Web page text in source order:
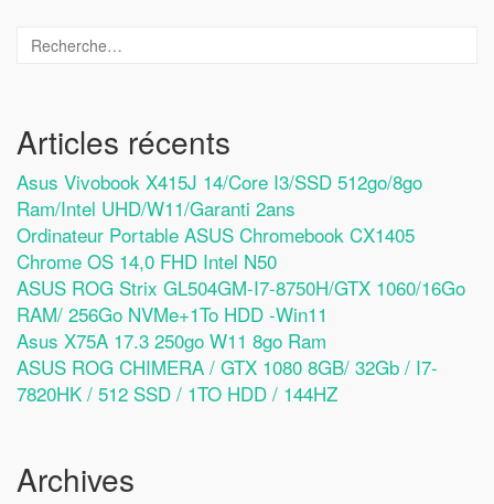
Articles récents
Asus Vivobook X415J 14/Core I3/SSD 512go/8go
Ram/Intel UHD/W11/Garanti 2ans
Ordinateur Portable ASUS Chromebook CX1405
Chrome OS 14,0 FHD Intel N50
ASUS ROG Strix GL504GM-I7-8750H/GTX 1060/16Go
RAM/ 256Go NVMe+1To HDD -Win11
Asus X75A 17.3 250go W11 8go Ram
ASUS ROG CHIMERA / GTX 1080 8GB/ 32Gb / I7-
7820HK / 512 SSD / 1TO HDD / 144HZ
Archives